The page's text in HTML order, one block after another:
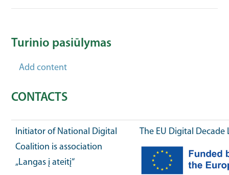
Turinio pasiūlymas
Add content
CONTACTS
Initiator of National Digital
Coalition is association
„Langas į ateitį“
The EU Digital Decade